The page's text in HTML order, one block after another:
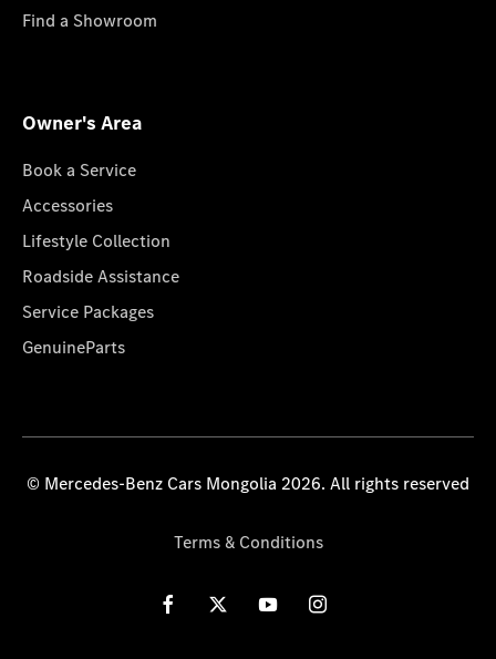
Find a Showroom
Owner's Area
Book a Service
Accessories
Lifestyle Collection
Roadside Assistance
Service Packages
GenuineParts
© Mercedes-Benz Cars Mongolia 2026. All rights reserved
Terms & Conditions